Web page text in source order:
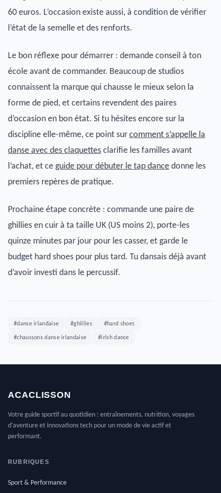
60 euros. L’occasion existe aussi, à condition de vérifier
l’état de la semelle et des renforts.
Le bon réflexe pour démarrer : demande conseil à ton
école avant de commander. Beaucoup de studios
connaissent la marque qui chausse le mieux selon la
forme de pied, et certains revendent des paires
d’occasion en bon état. Si tu hésites encore sur la
discipline elle-même, ce point sur comment s’appelle la
danse avec des claquettes clarifie les familles avant
l’achat, et ce guide pour débuter le tap dance donne les
premiers repères de pratique.
Prochaine étape concrète : commande une paire de
ghillies en cuir à ta taille UK (US moins 2), porte-les
quinze minutes par jour pour les casser, et garde le
budget hard shoes pour plus tard. Tu dansais déjà avant
d’avoir investi dans le percussif.
#danse irlandaise #ghillies #hard shoes
#chaussons danse irlandaise #irish dance
ACACLISSON
Votre guide sportif au quotidien : entraînements, nutrition, voyages
d'aventure et innovations tech pour un mode de vie actif et
performant.
RUBRIQUES
Sport & Performance